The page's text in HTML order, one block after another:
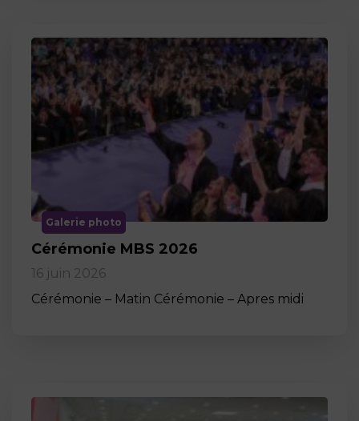
Galerie photo
Cérémonie MBS 2026
16 juin 2026
Cérémonie – Matin Cérémonie – Apres midi